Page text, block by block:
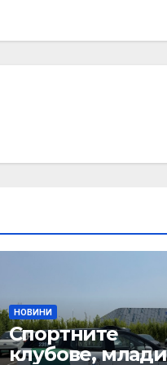
НОВИНИ
Спортните
клубове,